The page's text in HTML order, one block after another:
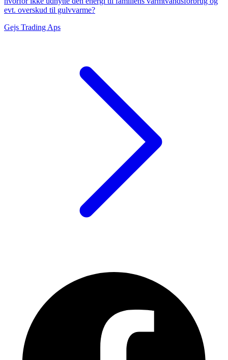
evt. overskud til gulvvarme?
Gejs Trading Aps